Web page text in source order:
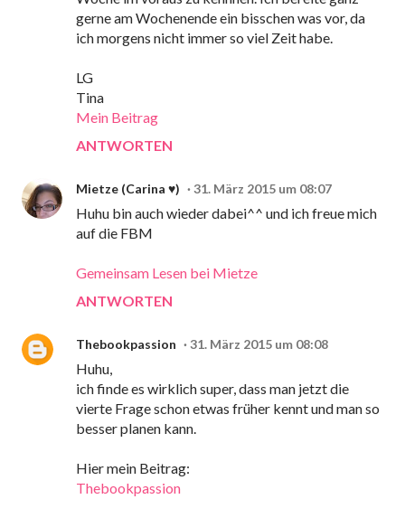
gerne am Wochenende ein bisschen was vor, da
ich morgens nicht immer so viel Zeit habe.
LG
Tina
Mein Beitrag
ANTWORTEN
Mietze (Carina ♥) 31. März 2015 um 08:07
Huhu bin auch wieder dabei^^ und ich freue mich
auf die FBM
Gemeinsam Lesen bei Mietze
ANTWORTEN
Thebookpassion 31. März 2015 um 08:08
Huhu,
ich finde es wirklich super, dass man jetzt die
vierte Frage schon etwas früher kennt und man so
besser planen kann.
Hier mein Beitrag:
Thebookpassion